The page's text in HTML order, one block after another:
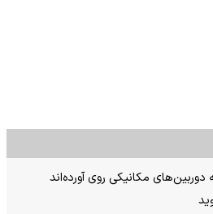
مکانیکی روی آورده‌اند